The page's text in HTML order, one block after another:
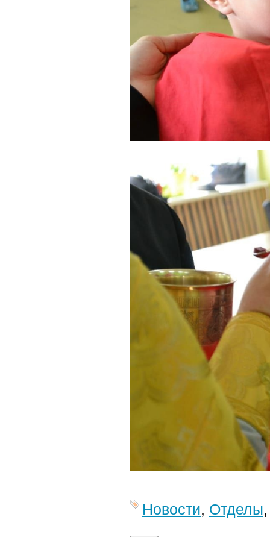
Новости, Отделы